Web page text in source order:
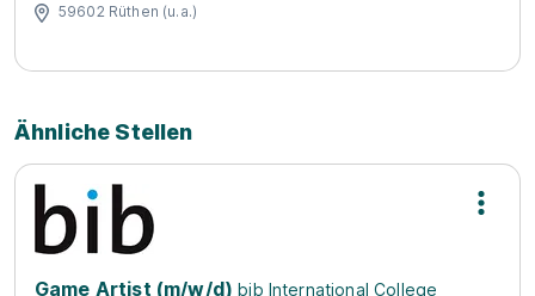
59602 Rüthen (u.a.)
Ähnliche Stellen
Game Artist (m/w/d) bib International College